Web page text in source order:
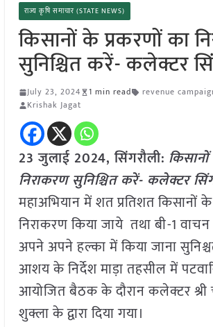
राज्य कृषि समाचार (STATE NEWS)
किसानों के प्रकरणों का
सुनिश्चित करें- कलेक्टर
July 23, 2024 1 min read revenue
Krishak Jagat
23 जुलाई 2024, सिंगरौली:
निराकरण सुनिश्चित करें- कलेक्टर
महाअभियान में शत प्रतिशत किसानों
निराकरण किया जाये तथा बी-1
अपने अपने हल्का में किया जाना
आशय के निर्देश माड़ा तहसील में
आयोजित बैठक के दौरान कलेक्टर श्री
शुक्ला के द्वारा दिया गया।